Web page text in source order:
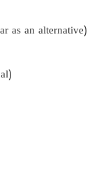
as an alternative)